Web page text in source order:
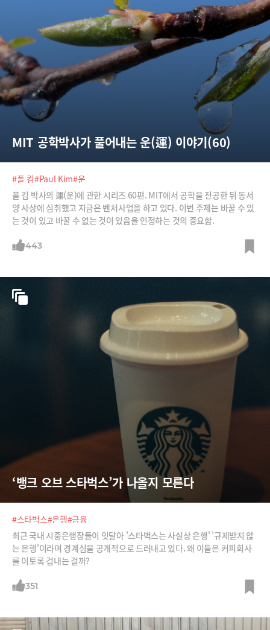
MIT 공학박사가 풀어내는 운(運) 이야기(60)
#폴 킴#Paul Kim#운
폴 킴 박사의 運(운)에 관한 시리즈 60편. MIT에서 공학을 전공한 뒤 동서
양 사상에 심취했고 지금은 벤처사업을 하고 있다. 이번 주제는 바꿀 수 있
는 것이 있고 바꿀 수 없는 것이 있음을 인정하는 것의 중요함.
443
‘뱅크 오브 스타벅스’가 나올지 모른다
#스타벅스#은행#금융
최근 국내 시중은행장들이 잇달아 '스타벅스는 사실상 은행' '규제받지 않
는 은행'이라며 경계심을 공개적으로 드러내고 있다. 왜 이들은 커피회사
를 이토록 겁내는 걸까?
351